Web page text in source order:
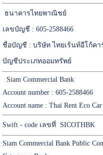
ธนาคารไทยพาณิชย์
เลขบัญชี : 605-2588466
ชื่อบัญชี : บริษัท ไทยเร้นท์อีโก้คา
บัญชีประเภทออมทรัพย์
Siam Commercial Bank
Account number : 605-2588466
Account name : Thai Rent Eco
Swift - code เลขที่ SICOTHBK
Siam Commercial Bank Public